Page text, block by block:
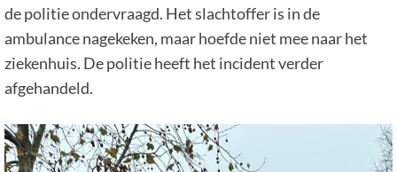
de politie ondervraagd. Het slachtoffer is in de
ambulance nagekeken, maar hoefde niet mee naar het
ziekenhuis. De politie heeft het incident verder
afgehandeld.